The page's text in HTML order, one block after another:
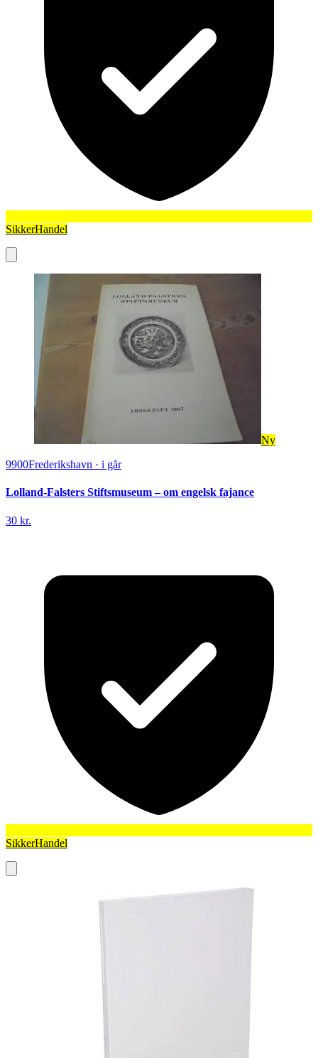
SikkerHandel
Ny
9900Frederikshavn · i går
Lolland-Falsters Stiftsmuseum – om engelsk fajance
30 kr.
SikkerHandel